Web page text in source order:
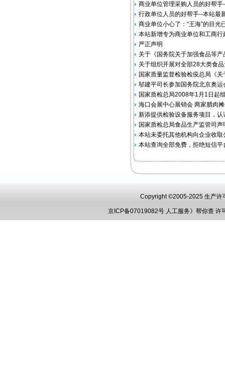
商业单位管理采购人员的好帮
行政单位人员的好帮手--本站最
商业单位小心了：“王海”的目光
本站新增专为商业单位和工商行
严正声明
关于《国务院关于加强食品等
关于组织开展对全部28大类食
国家质量监督检验检疫总局《
邬建平司长参加国务院北京奥
国家质检总局2008年1月1日起
海口会展中心展销会 两家腊肉
新添提供检验设备服务项目，认
国家质检总局食品生产监管司声
本站未委托其他机构向企业收取
本站查询全部免费，拒绝短信平
Copyright ©2005-2025 生产许
京ICP备07019082号 人工服务》帮你查 许